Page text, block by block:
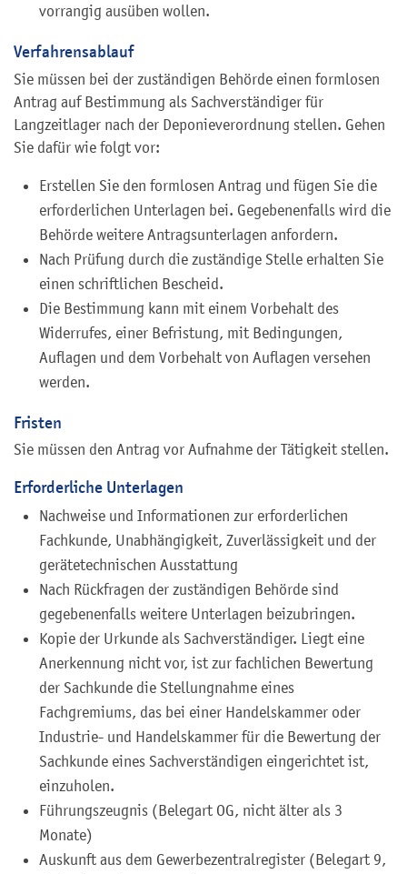
vorrangig ausüben wollen.
Verfahrensablauf
Sie müssen bei der zuständigen Behörde einen formlosen
Antrag auf Bestimmung als Sachverständiger für
Langzeitlager nach der Deponieverordnung stellen. Gehen
Sie dafür wie folgt vor:
Erstellen Sie den formlosen Antrag und fügen Sie die
erforderlichen Unterlagen bei. Gegebenenfalls wird die
Behörde weitere Antragsunterlagen anfordern.
Nach Prüfung durch die zuständige Stelle erhalten Sie
einen schriftlichen Bescheid.
Die Bestimmung kann mit einem Vorbehalt des
Widerrufes, einer Befristung, mit Bedingungen,
Auflagen und dem Vorbehalt von Auflagen versehen
werden.
Fristen
Sie müssen den Antrag vor Aufnahme der Tätigkeit stellen.
Erforderliche Unterlagen
Nachweise und Informationen zur erforderlichen
Fachkunde, Unabhängigkeit, Zuverlässigkeit und der
gerätetechnischen Ausstattung
Nach Rückfragen der zuständigen Behörde sind
gegebenenfalls weitere Unterlagen beizubringen.
Kopie der Urkunde als Sachverständiger. Liegt eine
Anerkennung nicht vor, ist zur fachlichen Bewertung
der Sachkunde die Stellungnahme eines
Fachgremiums, das bei einer Handelskammer oder
Industrie- und Handelskammer für die Bewertung der
Sachkunde eines Sachverständigen eingerichtet ist,
einzuholen.
Führungszeugnis (Belegart OG, nicht älter als 3
Monate)
Auskunft aus dem Gewerbezentralregister (Belegart 9,